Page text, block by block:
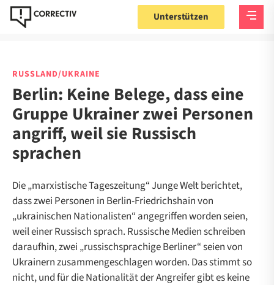
Unterstützen
RUSSLAND/UKRAINE
Berlin: Keine Belege, dass eine
Gruppe Ukrainer zwei Personen
angriff, weil sie Russisch
sprachen
Die „marxistische Tageszeitung“ Junge Welt berichtet,
dass zwei Personen in Berlin-Friedrichshain von
„ukrainischen Nationalisten“ angegriffen worden seien,
weil einer Russisch sprach. Russische Medien schreiben
daraufhin, zwei „russischsprachige Berliner“ seien von
Ukrainern zusammengeschlagen worden. Das stimmt so
nicht, und für die Nationalität der Angreifer gibt es keine